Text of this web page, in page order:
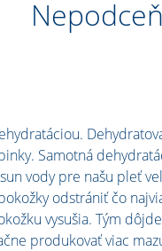
Samotná
vody pre našu pleť
odstrániť čo
vysušia. Tým
produkovať viac